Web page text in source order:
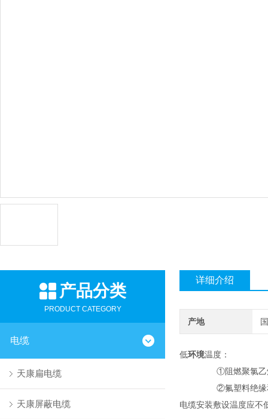
产品分类
PRODUCT CATEGORY
电缆
天康扁电缆
天康屏蔽电缆
详细介绍
产地
低环境温度：
①阻燃聚氯乙烯绝
②氟塑料绝缘和护
电缆安装敷设温度应不